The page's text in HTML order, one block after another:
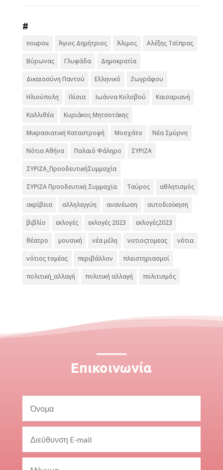
#
noupou Άγιος Δημήτριος Άλιμος Αλέξης Τσίπρας
Βύρωνας Γλυφάδα Δημοκρατία
Δικαιοσύνη Παντού Ελληνικό Ζωγράφου
Ηλιούπολη Ιλίσια Ιωάννα Κολοβού Καισαριανή
Καλλιθέα Κυριάκος Μητσοτάκης
Μικρασιατική Καταστροφή Μοσχάτο Νέα Σμύρνη
Νότια Αθήνα Παλαιό Φάληρο ΣΥΡΙΖΑ
ΣΥΡΙΖΑ_ΠροοδευτικήΣυμμαχία
ΣΥΡΙΖΑ Προοδευτική Συμμαχία Ταύρος αθλητισμός
ακρίβεια αλληλεγγύη ανανέωση αυτοδιοίκηση
βιβλίο εκλογές εκλογές 2023 εκλογές2023
θέατρο μουσική νέα μέλη νοτιοςτομεας νότια
νότιος τομέας περιβάλλον πλειστηριασμοί
πολιτική_αλλαγή πολιτική αλλαγή πολιτισμός
Επικοινωνία